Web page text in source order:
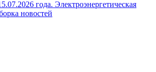
года. Электроэнергетическая
новостей